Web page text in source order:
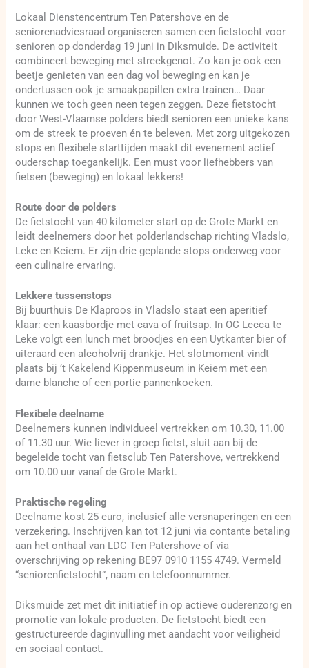
Lokaal Dienstencentrum Ten Patershove en de
seniorenadviesraad organiseren samen een fietstocht voor
senioren op donderdag 19 juni in Diksmuide. De activiteit
combineert beweging met streekgenot. Zo kan je ook een
beetje genieten van een dag vol beweging en kan je
ondertussen ook je smaakpapillen extra trainen… Daar
kunnen we toch geen neen tegen zeggen. Deze fietstocht
door West-Vlaamse polders biedt senioren een unieke kans
om de streek te proeven én te beleven. Met zorg uitgekozen
stops en flexibele starttijden maakt dit evenement actief
ouderschap toegankelijk. Een must voor liefhebbers van
fietsen (beweging) en lokaal lekkers!
Route door de polders
De fietstocht van 40 kilometer start op de Grote Markt en
leidt deelnemers door het polderlandschap richting Vladslo,
Leke en Keiem. Er zijn drie geplande stops onderweg voor
een culinaire ervaring.
Lekkere tussenstops
Bij buurthuis De Klaproos in Vladslo staat een aperitief
klaar: een kaasbordje met cava of fruitsap. In OC Lecca te
Leke volgt een lunch met broodjes en een Uytkanter bier of
uiteraard een alcoholvrij drankje. Het slotmoment vindt
plaats bij ’t Kakelend Kippenmuseum in Keiem met een
dame blanche of een portie pannenkoeken.
Flexibele deelname
Deelnemers kunnen individueel vertrekken om 10.30, 11.00
of 11.30 uur. Wie liever in groep fietst, sluit aan bij de
begeleide tocht van fietsclub Ten Patershove, vertrekkend
om 10.00 uur vanaf de Grote Markt.
Praktische regeling
Deelname kost 25 euro, inclusief alle versnaperingen en een
verzekering. Inschrijven kan tot 12 juni via contante betaling
aan het onthaal van LDC Ten Patershove of via
overschrijving op rekening BE97 0910 1155 4749. Vermeld
“seniorenfietstocht”, naam en telefoonnummer.
Diksmuide zet met dit initiatief in op actieve ouderenzorg en
promotie van lokale producten. De fietstocht biedt een
gestructureerde daginvulling met aandacht voor veiligheid
en sociaal contact.